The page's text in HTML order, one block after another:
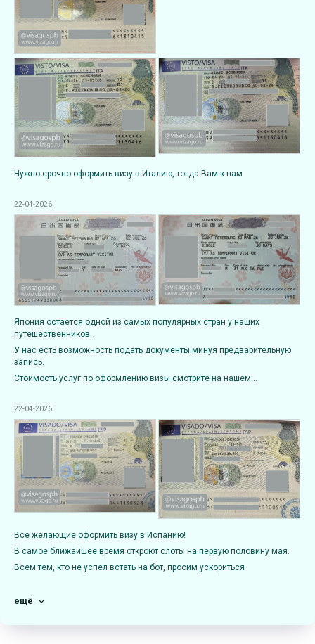
Нужно срочно оформить визу в Италию, тогда Вам к нам
22-04-2026
Япония остается одной из самых популярных стран у наших
путешественников.
У нас есть возможность подать документы минуя предварительную
запись.
Стоимость услуг по оформлению визы смотрите на нашем...
22-04-2026
Все желающие оформить визу в Испанию!
В самое ближайшее время откроют слоты на первую половину мая.
Всем тем, кто не успел встать на бот, просим ускориться
ещё